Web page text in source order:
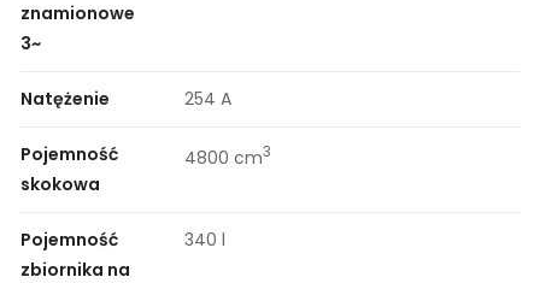
znamionowe
3~
Natężenie 254 A
Pojemność
skokowa
4800 cm3
Pojemność
zbiornika na
340 l